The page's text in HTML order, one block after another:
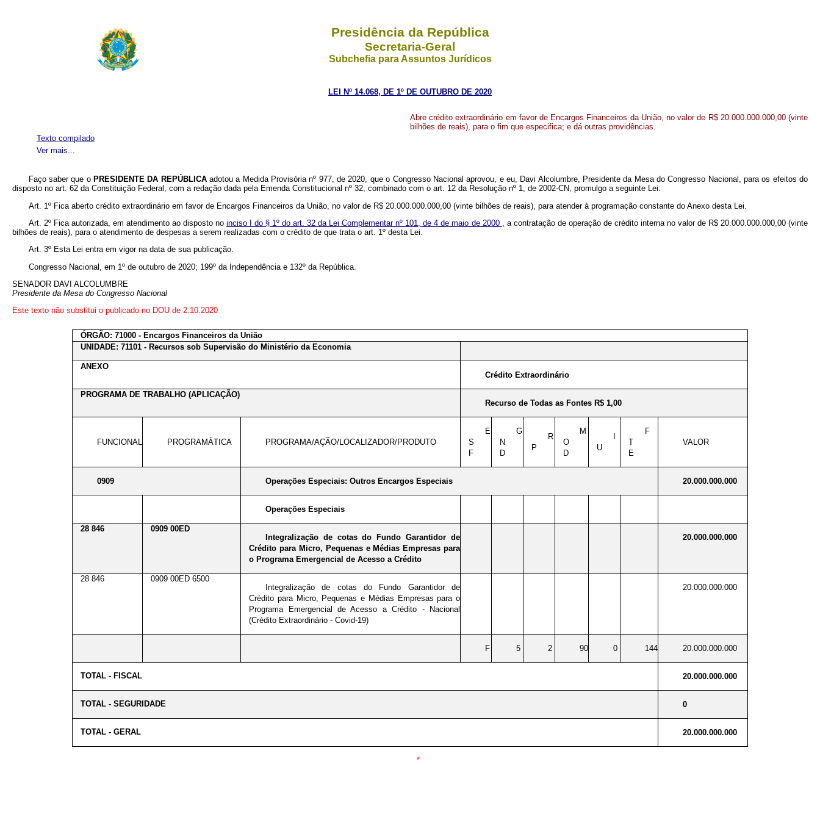
Presidência da República
Secretaria-Geral
Subchefia para Assuntos Jurídicos
LEI Nº 14.068, DE 1º DE OUTUBRO DE 2020
Abre crédito extraordinário em favor de Encargos Financeiros da União, no valor de R$ 20.000.000.000,00 (vinte
bilhões de reais), para o fim que especifica; e dá outras providências.
Ver mais...
Texto compilado
Faço saber que o PRESIDENTE DA REPÚBLICAadotou a Medida Provisória nº 977, de 2020, que o Congresso Nacional aprovou, e eu, Davi Alcolumbre, Presidente da Mesa do Congresso Nacional, para os efeitos do
disposto no art. 62 da Constituição Federal, com a redação dada pela Emenda Constitucional nº 32, combinado com o art. 12 da Resolução nº 1, de 2002-CN, promulgo a seguinte Lei:
Art. 1º Fica aberto crédito extraordinário em favor de Encargos Financeiros da União, no valor de R$ 20.000.000.000,00 (vinte bilhões de reais), para atender à programação constante do Anexo desta Lei.
Art. 2º Fica autorizada, em atendimento ao disposto no inciso I do § 1º do art. 32 da Lei Complementar nº 101, de 4 de maio de 2000
, a contratação de operação de crédito interna no valor de R$ 20.000.000.000,00 (vinte
bilhões de reais), para o atendimento de despesas a serem realizadas com o crédito de que trata o art. 1º desta Lei.
Art. 3º Esta Lei entra em vigor na data de sua publicação.
Congresso Nacional, em 1º de outubro de 2020; 199º da Independência e 132º da República.
SENADOR DAVI ALCOLUMBRE
Presidente da Mesa do Congresso Nacional
Este texto não substitui o publicado no DOU de 2.10.2020
ÓRGÃO: 71000 - Encargos Financeiros da União
UNIDADE: 71101 - Recursos sob Supervisão do Ministério da Economia
ANEXO
Crédito Extraordinário
PROGRAMA DE TRABALHO (APLICAÇÃO)
Recurso de Todas as Fontes R$ 1,00
FUNCIONAL PROGRAMÁTICA PROGRAMA/AÇÃO/LOCALIZADOR/PRODUTO
E
S
F
G
N
D
R
P
M
O
D
I
U
F
T
E
VALOR
0909 Operações Especiais: Outros Encargos Especiais 20.000.000.000
Operações Especiais
28 846
0909 00ED
Integralização de cotas do Fundo Garantidor de
Crédito para Micro, Pequenas e Médias Empresas para
o Programa Emergencial de Acesso a Crédito
20.000.000.000
28 846
0909 00ED 6500
Integralização de cotas do Fundo Garantidor de
Crédito para Micro, Pequenas e Médias Empresas para o
Programa Emergencial de Acesso a Crédito - Nacional
(Crédito Extraordinário - Covid-19)
20.000.000.000
F 5 2 90 0 144 20.000.000.000
TOTAL - FISCAL 20.000.000.000
TOTAL - SEGURIDADE 0
TOTAL - GERAL 20.000.000.000
*